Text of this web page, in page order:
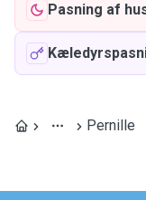
Pasning af
Pernille